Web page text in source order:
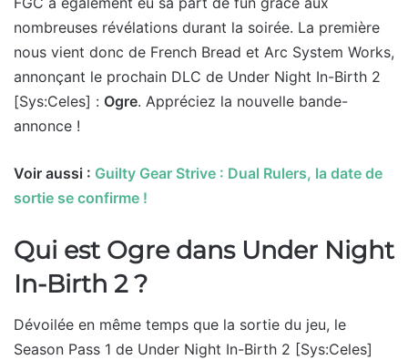
nombreuses révélations durant la soirée. La première
nous vient donc de French Bread et Arc System Works,
annonçant le prochain DLC de Under Night In-Birth 2
[Sys:Celes] : Ogre. Appréciez la nouvelle bande-
annonce !
Voir aussi : Guilty Gear Strive : Dual Rulers, la date de
sortie se confirme !
Qui est Ogre dans Under Night
In-Birth 2 ?
Dévoilée en même temps que la sortie du jeu, le
Season Pass 1 de Under Night In-Birth 2 [Sys:Celes]